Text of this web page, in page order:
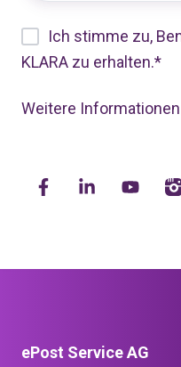
Ich stimme zu,
KLARA zu erhalten.*
Weitere
ePost Service AG